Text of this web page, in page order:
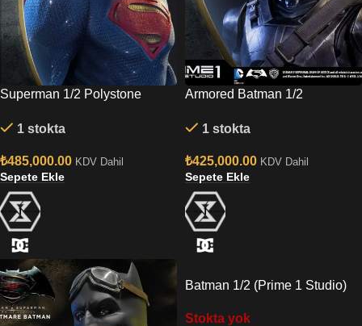
Superman 1/2 Polystone
1 stokta
₺485,000.00 KDV Dahil
Sepete Ekle
Armored Batman 1/2
Studio1 stokta
₺425,000.00 KDV Dahil
Sepete Ekle
Batman 1/2 (Prime 1 Studio)
Stokta yok